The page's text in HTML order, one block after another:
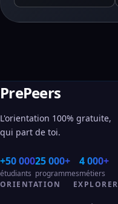
PrePeers
L'orientation 100% gratuite,
qui part de toi.
+50 000
étudiants
25 000+
programmes
4 000+
métiers
ORIENTATION
EXPLORER